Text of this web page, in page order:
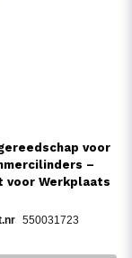
voor
–
voor Werkplaats
550031723